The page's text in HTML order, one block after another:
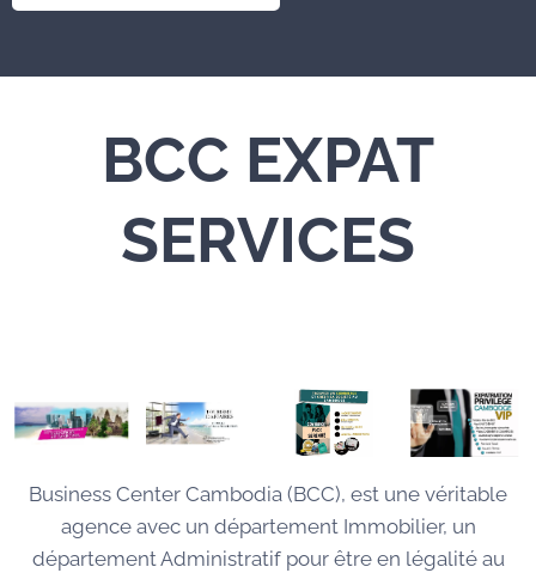
BCC EXPAT
SERVICES
Business Center Cambodia (BCC), est une véritable
agence avec un département Immobilier, un
département Administratif pour être en légalité au